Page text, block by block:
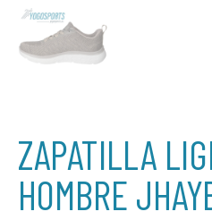
ZAPATILLA
HOMBRE